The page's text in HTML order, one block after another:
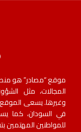
موقع “مصادر” هو
المجالات، مثل
وغيرها. يسعى الموقع
في السودان، كما
للمواطنين المهتمين